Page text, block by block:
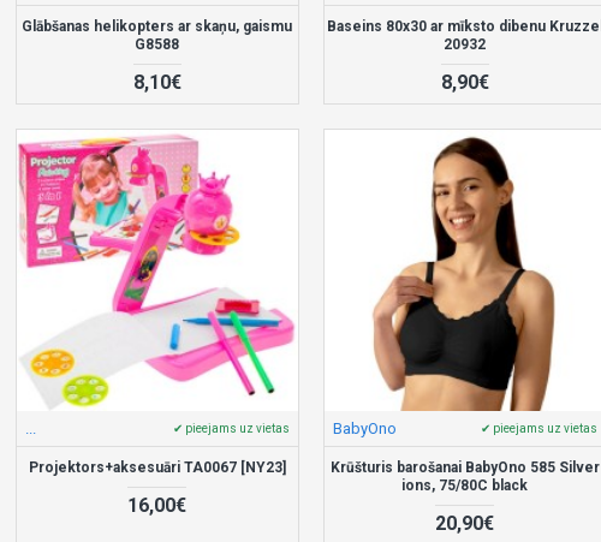
Glābšanas helikopters ar skaņu, gaismu
G8588
8,10€
Baseins 80x30 ar mīksto dibenu Kruzzel
20932
8,90€
✔ pieejams uz vietas
Projektors+aksesuāri TA0067 [NY23]
16,00€
BabyOno ✔ pieejams uz vietas
Krūšturis barošanai BabyOno 585 Silver
ions, 75/80C black
20,90€